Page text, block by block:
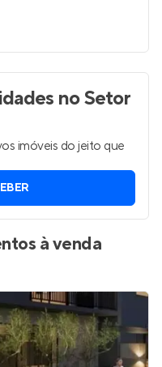
no Setor
imóveis do jeito que
à venda